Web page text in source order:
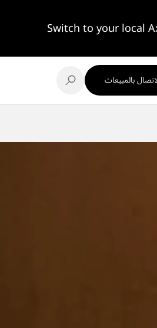
Switch to your local
بالمبيعات